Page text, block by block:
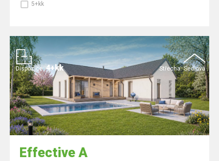
5+kk
Střecha: Sedlová
Dispozice: 4+kk
Effective A